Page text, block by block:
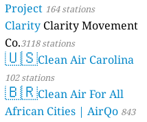
Project 164 stations
Clarity Clarity Movement
Co.3118 stations
🇺🇸Clean Air Carolina
102 stations
🇧🇷Clean Air For All
African Cities | AirQo 843